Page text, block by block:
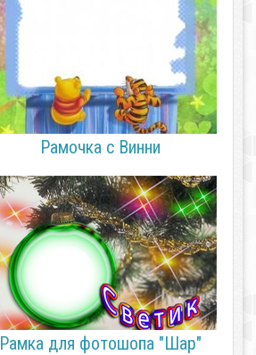
Рамочка с Винни
Рамка для фотошопа "Шар"